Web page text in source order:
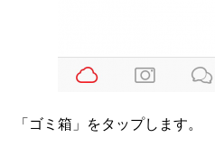
「ゴミ箱」をタップします。